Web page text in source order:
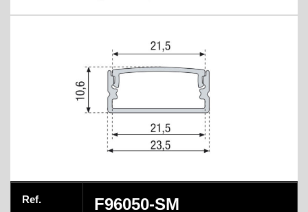
Ref. F96050-SM